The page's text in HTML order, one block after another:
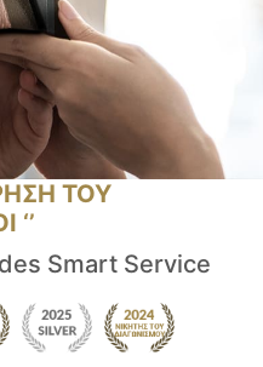
ΤΟΥ
‘’
Smart Service